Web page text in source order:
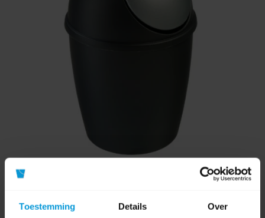
Toestemming Details Over
Tafelafvalbak Kunststof Swing 1,5 ltr Zwart